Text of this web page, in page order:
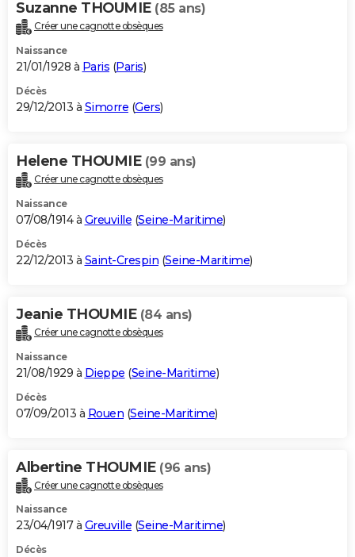
Suzanne THOUMIE (85 ans)
Créer une cagnotte obsèques
Naissance
21/01/1928 à Paris (Paris)
Décès
29/12/2013 à Simorre (Gers)
Helene THOUMIE (99 ans)
Créer une cagnotte obsèques
Naissance
07/08/1914 à Greuville (Seine-Maritime)
Décès
22/12/2013 à Saint-Crespin (Seine-Maritime)
Jeanie THOUMIE (84 ans)
Créer une cagnotte obsèques
Naissance
21/08/1929 à Dieppe (Seine-Maritime)
Décès
07/09/2013 à Rouen (Seine-Maritime)
Albertine THOUMIE (96 ans)
Créer une cagnotte obsèques
Naissance
23/04/1917 à Greuville (Seine-Maritime)
Décès